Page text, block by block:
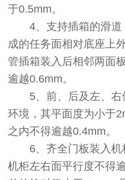
于0.5mm。
4、支持插箱的滑道
成的任务面相对底座上
管插箱装入后相邻两面
逾越0.6mm。
5、前、后及左、右
环境，其平面度为小于
之内不得逾越0.4mm。
6、齐全门板装入机
机柜左右面平行度不得